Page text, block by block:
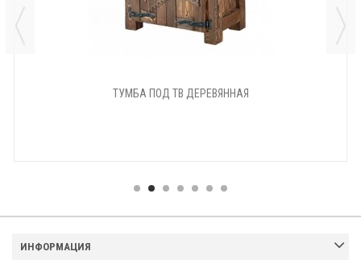
ТУМБА ПОД ТВ ДЕРЕВЯННАЯ
ИНФОРМАЦИЯ